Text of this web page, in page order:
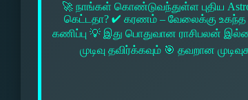
🚀 நாங்கள் கொண்டுவந்துள்ள புதிய
கெட்டதா? ✔ கரணம் – வேலைக்கு உகந்த
கணிப்பு 💡 இது பொதுவான ராசிபலன்
முடிவு தவிர்க்கவும் 🎯 தவறான